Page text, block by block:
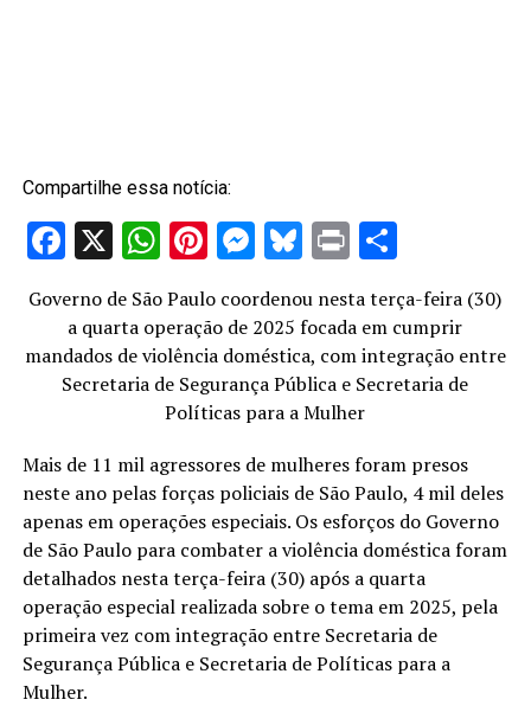
Compartilhe essa notícia:
Facebook
X WhatsApp
Pinterest
Messenger
Bluesky
PrintShare
Governo de São Paulo coordenou nesta terça-feira (30)
a quarta operação de 2025 focada em cumprir
mandados de violência doméstica, com integração entre
Secretaria de Segurança Pública e Secretaria de
Políticas para a Mulher
Mais de 11 mil agressores de mulheres foram presos
neste ano pelas forças policiais de São Paulo, 4 mil deles
apenas em operações especiais. Os esforços do Governo
de São Paulo para combater a violência doméstica foram
detalhados nesta terça-feira (30) após a quarta
operação especial realizada sobre o tema em 2025, pela
primeira vez com integração entre Secretaria de
Segurança Pública e Secretaria de Políticas para a
Mulher.